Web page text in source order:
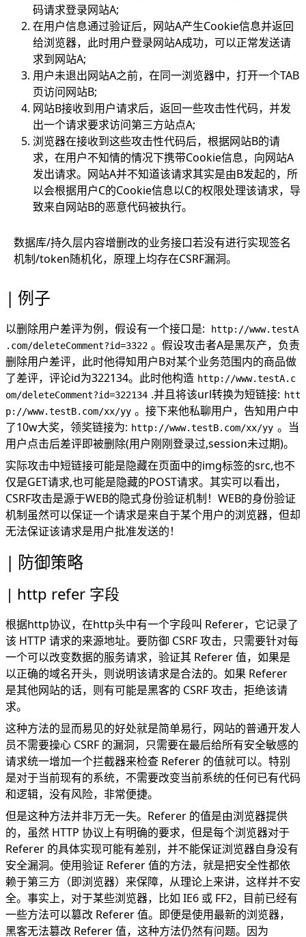
码请求登录网站A;
在用户信息通过验证后，网站A产生Cookie信息并返回
给浏览器，此时用户登录网站A成功，可以正常发送请
求到网站A;
用户未退出网站A之前，在同一浏览器中，打开一个TAB
页访问网站B;
网站B接收到用户请求后，返回一些攻击性代码，并发
出一个请求要求访问第三方站点A;
浏览器在接收到这些攻击性代码后，根据网站B的请
求，在用户不知情的情况下携带Cookie信息，向网站A
发出请求。网站A并不知道该请求其实是由B发起的，所
以会根据用户C的Cookie信息以C的权限处理该请求，导
致来自网站B的恶意代码被执行。
数据库/持久层内容增删改的业务接口若没有进行实现签名
机制/token随机化，原理上均存在CSRF漏洞。
例子
以删除用户差评为例，假设有一个接口是:
http://www.testA
.com/deleteComment?id=3322 。假设攻击者A是黑灰产，负责
删除用户差评，此时他得知用户B对某个业务范围内的商品做
了差评，评论id为322134。此时他构造 http://www.testA.c
om/deleteComment?id=322134 .并且将该url转换为短链接: htt
p://www.testB.com/xx/yy 。接下来他私聊用户，告知用户中
了10w大奖，领奖链接为: http://www.testB.com/xx/yy 。当
用户点击后差评即被删除(用户刚刚登录过,session未过期)。
实际攻击中短链接可能是隐藏在页面中的img标签的src,也不
仅是GET请求,也可能是隐藏的POST请求。其实可以看出，
CSRF攻击是源于WEB的隐式身份验证机制！WEB的身份验证
机制虽然可以保证一个请求是来自于某个用户的浏览器，但却
无法保证该请求是用户批准发送的！
防御策略
http refer 字段
根据http协议，在http头中有一个字段叫 Referer，它记录了
该 HTTP 请求的来源地址。要防御 CSRF 攻击，只需要针对每
一个可以改变数据的服务请求，验证其 Referer 值，如果是
以正确的域名开头，则说明该请求是合法的。如果 Referer
是其他网站的话，则有可能是黑客的 CSRF 攻击，拒绝该请
求。
这种方法的显而易见的好处就是简单易行，网站的普通开发人
员不需要操心 CSRF 的漏洞，只需要在最后给所有安全敏感的
请求统一增加一个拦截器来检查 Referer 的值就可以。特别
是对于当前现有的系统，不需要改变当前系统的任何已有代码
和逻辑，没有风险，非常便捷。
但是这种方法并非万无一失。Referer 的值是由浏览器提供
的，虽然 HTTP 协议上有明确的要求，但是每个浏览器对于
Referer 的具体实现可能有差别，并不能保证浏览器自身没有
安全漏洞。使用验证 Referer 值的方法，就是把安全性都依
赖于第三方（即浏览器）来保障，从理论上来讲，这样并不安
全。事实上，对于某些浏览器，比如 IE6 或 FF2，目前已经有
一些方法可以篡改 Referer 值。即便是使用最新的浏览器，
黑客无法篡改 Referer 值，这种方法仍然有问题。因为